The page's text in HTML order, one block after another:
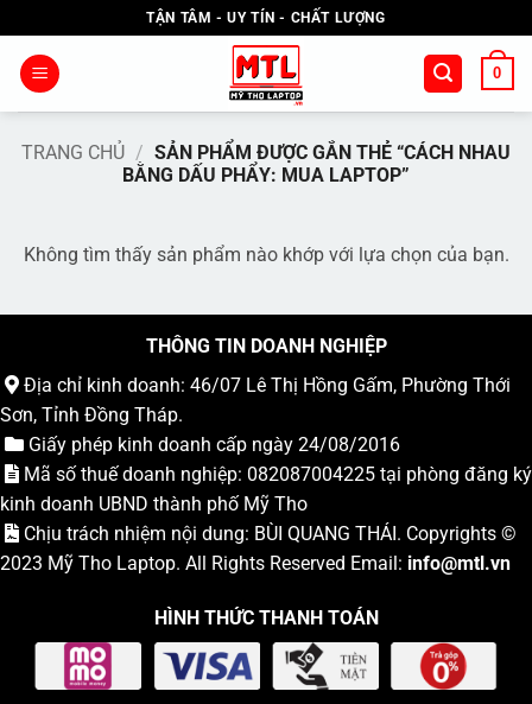
qua
nội
TẬN TÂM - UY TÍN - CHẤT LƯỢNG
0
TRANG CHỦ / SẢN PHẨM ĐƯỢC GẮN THẺ “CÁCH NHAU
BẰNG DẤU PHẨY: MUA LAPTOP”
Không tìm thấy sản phẩm nào khớp với lựa chọn của bạn.
THÔNG TIN DOANH NGHIỆP
Địa chỉ kinh doanh: 46/07 Lê Thị Hồng Gấm, Phường Thới
Sơn, Tỉnh Đồng Tháp.
Giấy phép kinh doanh cấp ngày 24/08/2016
Mã số thuế doanh nghiệp: 082087004225 tại phòng đăng ký
kinh doanh UBND thành phố Mỹ Tho
Chịu trách nhiệm nội dung: BÙI QUANG THÁI. Copyrights ©
2023 Mỹ Tho Laptop. All Rights Reserved Email: info@mtl.vn
HÌNH THỨC THANH TOÁN